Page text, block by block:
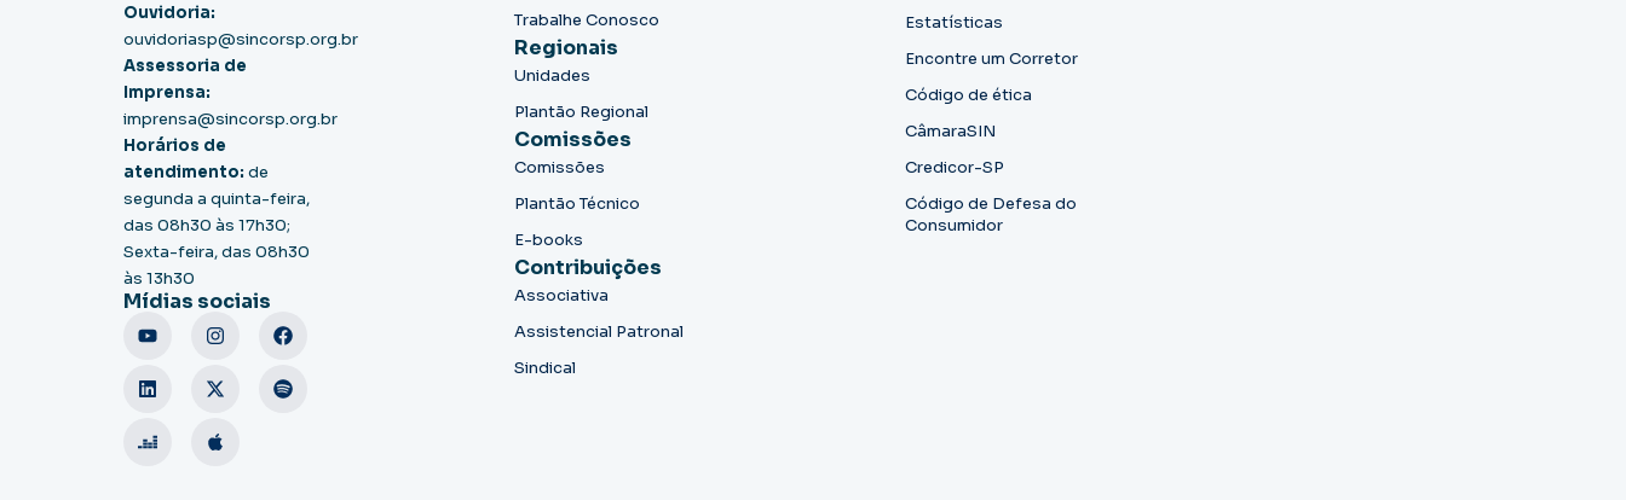
Ouvidoria:
ouvidoriasp@sincorsp.org.br
Assessoria de
Imprensa:
imprensa@sincorsp.org.br
Horários de
atendimento: de
segunda a quinta-feira,
das 08h30 às 17h30;
Sexta-feira, das 08h30
às 13h30
Mídias sociais
Trabalhe Conosco
Regionais
Unidades
Plantão Regional
Comissões
Comissões
Plantão Técnico
E-books
Contribuições
Associativa
Assistencial Patronal
Sindical
Estatísticas
Encontre um Corretor
Código de ética
CâmaraSIN
Credicor-SP
Código de Defesa do
Consumidor